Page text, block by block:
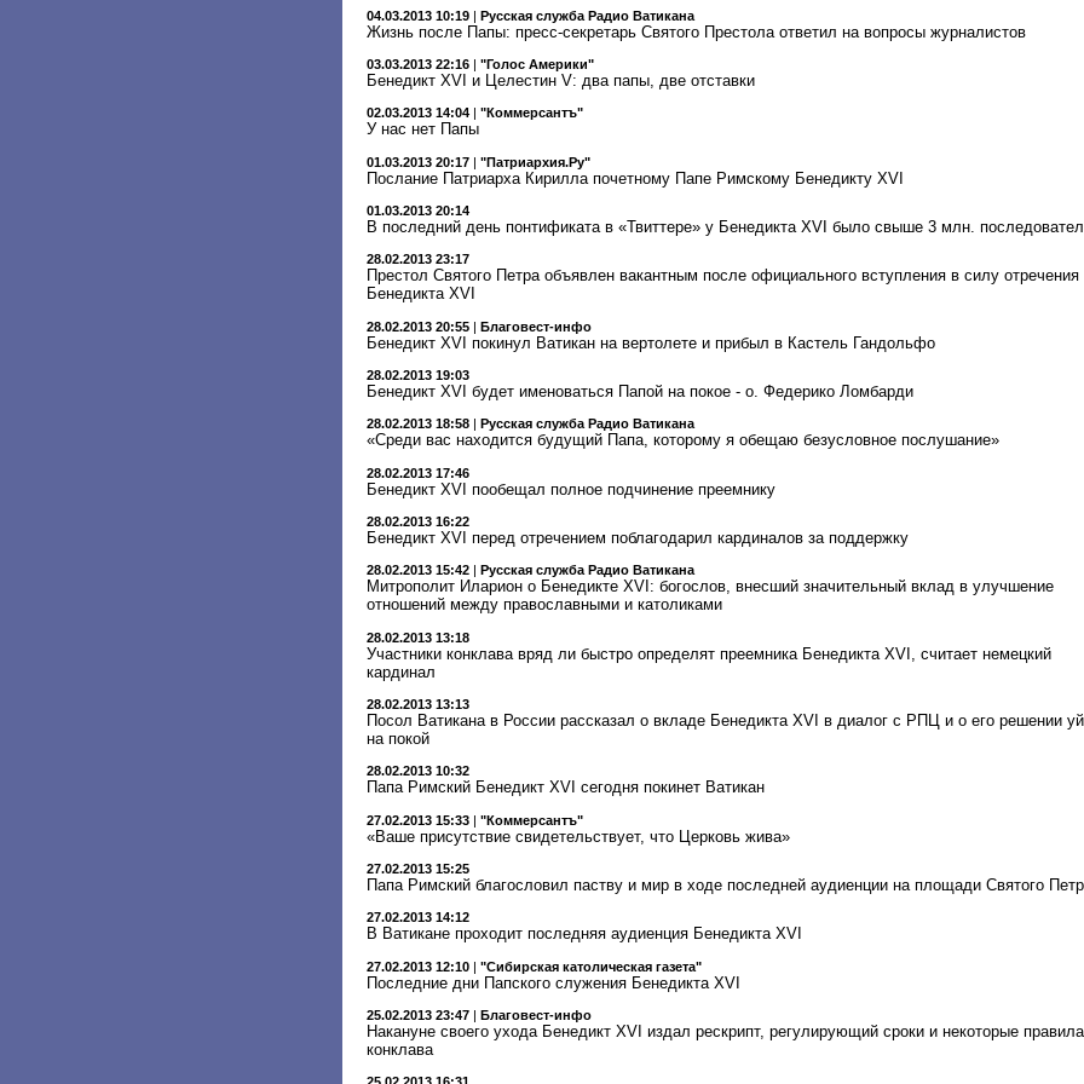
04.03.2013 10:19 | Русская служба Радио Ватикана
Жизнь после Папы: пресс-секретарь Святого Престола ответил на вопросы журналистов
03.03.2013 22:16 | "Голос Америки"
Бенедикт XVI и Целестин V: два папы, две отставки
02.03.2013 14:04 "Коммерсантъ"
У нас нет Папы
01.03.2013 20:17 | "Патриархия.Ру"
Послание Патриарха Кирилла почетному Папе Римскому Бенедикту XVI
01.03.2013 20:14
В последний день понтификата в «Твиттере» у Бенедикта XVI было свыше 3 млн.
28.02.2013 23:17
Престол Святого Петра объявлен вакантным после официального вступления в силу отречения
Бенедикта XVI
28.02.2013 20:55 | Благовест-инфо
Бенедикт XVI покинул Ватикан на вертолете и прибыл в Кастель Гандольфо
28.02.2013 19:03
Бенедикт XVI будет именоваться Папой на покое - о. Федерико Ломбарди
28.02.2013 18:58 Русская служба Радио Ватикана
«Среди вас находится будущий Папа, которому я обещаю безусловное послушание»
28.02.2013 17:46
Бенедикт XVI пообещал полное подчинение преемнику
28.02.2013 16:22
Бенедикт XVI перед отречением поблагодарил кардиналов за поддержку
28.02.2013 15:42 Русская служба Радио Ватикана
Митрополит Иларион о Бенедикте XVI: богослов, внесший значительный вклад в улучшение
отношений между православными и католиками
28.02.2013 13:18
Участники конклава вряд ли быстро определят преемника Бенедикта XVI, считает немецкий
кардинал
28.02.2013 13:13
Посол Ватикана в России рассказал о вкладе Бенедикта XVI в диалог с РПЦ и о его решении
на покой
28.02.2013 10:32
Папа Римский Бенедикт XVI сегодня покинет Ватикан
27.02.2013 15:33 | "Коммерсантъ"
«Ваше присутствие свидетельствует, что Церковь жива»
27.02.2013 15:25
Папа Римский благословил паству и мир в ходе последней аудиенции на площади Святого
27.02.2013 14:12
В Ватикане проходит последняя аудиенция Бенедикта XVI
27.02.2013 12:10 | "Сибирская католическая газета"
Последние дни Папского служения Бенедикта XVI
25.02.2013 23:47 | Благовест-инфо
Накануне своего ухода Бенедикт XVI издал рескрипт, регулирующий сроки и некоторые правила
конклава